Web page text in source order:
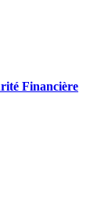
Financière